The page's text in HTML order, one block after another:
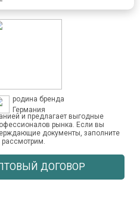
родина бренда
Германия
и предлагает выгодные
рынка. Если вы
документы, заполните
ДОГОВОР